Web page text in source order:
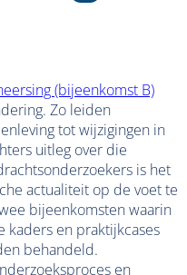
(bijeenkomst B)
Zo leiden
tot wijzigingen in
uitleg over die
is het
actualiteit op de voet te
bijeenkomsten waarin
kaders en praktijkcases
behandeld.
en